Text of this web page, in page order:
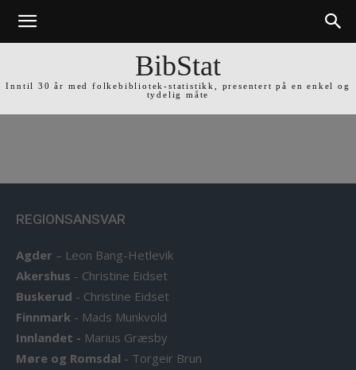
BibStat
Inntil 30 år med folkebibliotek-statistikk, presentert på en enkel og
tydelig måte
REGIONSANSVAR
Agder – Leon Bang-Hetlevik
Akershus - Christine Eidset
Buskerud - Christine Eidset
Finnmark - Mads Munkvold
Innlandet - Marius Græsby
Møre og Romsdal - Torgeir Brun